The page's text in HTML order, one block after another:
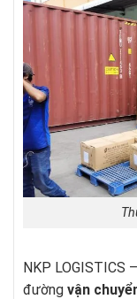
NKP LOGISTICS
đường vận